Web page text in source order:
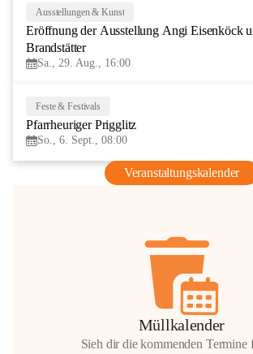
Ausstellungen & Kunst
Eröffnung der Ausstellung Angi Eisenköck
Brandstätter
Sa., 29. Aug., 16:00
Feste & Festivals
Pfarrheuriger Prigglitz
So., 6. Sept., 08:00
Veranstaltungskalender
Müllkalender
Sieh dir die kommenden Termine